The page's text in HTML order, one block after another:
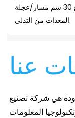
بنسبة 50%، ويمنع الامتداد الجانبي الذي يبلغ 30 سم مسار/عجلة
المعدات من التدلي.
هي شركة تصنيع
المعلومات